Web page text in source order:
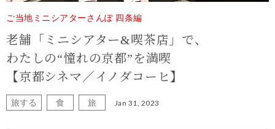
ご当地ミニシアターさんぽ 四条編
老舗「ミニシアター&喫茶店」で、
わたしの“憧れの京都”を満喫
【京都シネマ／イノダコーヒ】
旅する 食 旅 Jan 31, 2023